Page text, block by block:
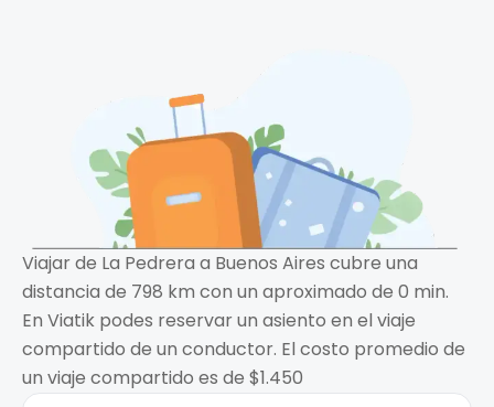
Viajar de La Pedrera a Buenos Aires cubre una
distancia de 798 km con un aproximado de 0 min.
En Viatik podes reservar un asiento en el viaje
compartido de un conductor. El costo promedio de
un viaje compartido es de $1.450